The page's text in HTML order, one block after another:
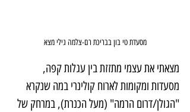
מסעדת טי בון בבריכת רם-צלמה גילי מצא
מצאתי את עצמי מתזזת בין עגלות קפה,
מסעדות ומקומות לארוח קולינרי במה שנקרא
"הגולן/דרום הרמה" (מעל הכנרת), במרחק של